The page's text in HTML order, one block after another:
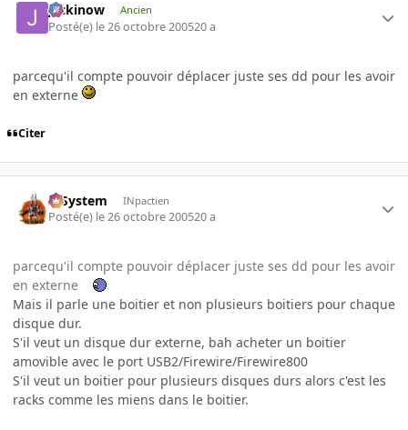
jackinow Ancien
Posté(e) le 26 octobre 200520 a
parcequ'il compte pouvoir déplacer juste ses dd pour les avoir
en externe
Citer
X-System INpactien
Posté(e) le 26 octobre 200520 a
parcequ'il compte pouvoir déplacer juste ses dd pour les avoir
en externe
Mais il parle une boitier et non plusieurs boitiers pour chaque
disque dur.
S'il veut un disque dur externe, bah acheter un boitier
amovible avec le port USB2/Firewire/Firewire800
S'il veut un boitier pour plusieurs disques durs alors c'est les
racks comme les miens dans le boitier.